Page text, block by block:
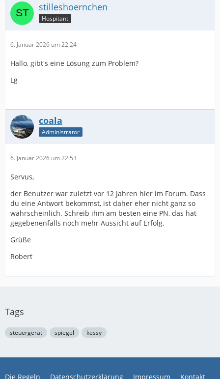
stilleshoernchen
Hospitant
6. Januar 2026 um 22:24
Hallo, gibt's eine Lösung zum Problem?
Lg
coala
Administrator
6. Januar 2026 um 22:53
Servus,
der Benutzer war zuletzt vor 12 Jahren hier im Forum. Dass
du eine Antwort bekommst, ist daher eher nicht ganz so
wahrscheinlich. Schreib ihm am besten eine PN, das hat
gegebenenfalls noch mehr Aussicht auf Erfolg.
Grüße
Robert
Tags
steuergerät spiegel kessy
Die Regeln Datenschutzerklärung Impressum Kontakt